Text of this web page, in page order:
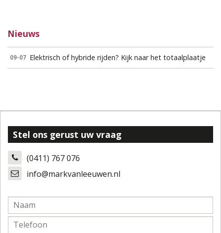
Nieuws
09-07 Elektrisch of hybride rijden? Kijk naar het totaalplaatje
Stel ons gerust uw vraag
(0411) 767 076
info@markvanleeuwen.nl